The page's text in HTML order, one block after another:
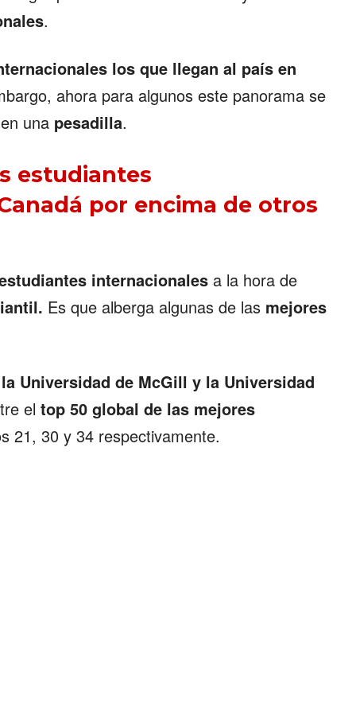
BIENES RAICES
ESTILO DE VIDA
DEPORTES
.
los que llegan al país en
ahora para algunos este panorama se
una pesadilla.
estudiantes
por encima de otros
internacionales a la hora de
Es que alberga algunas de las mejores
Universidad de McGill y la Universidad
el top 50 global de las mejores
21, 30 y 34 respectivamente.